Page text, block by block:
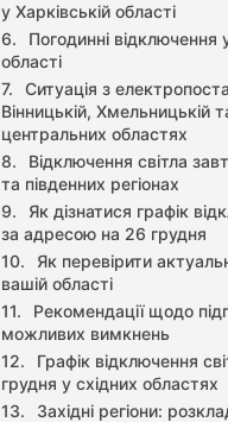
у Харківській області
Погодинні відключення
області
Ситуація з
Вінницькій, Хмельницькій
центральних областях
Відключення світла
та південних регіонах
Як дізнатися графік
за адресою на 26 грудня
Як перевірити
вашій області
Рекомендації щодо
можливих вимкнень
Графік відключення
грудня у східних областях
Західні регіони: